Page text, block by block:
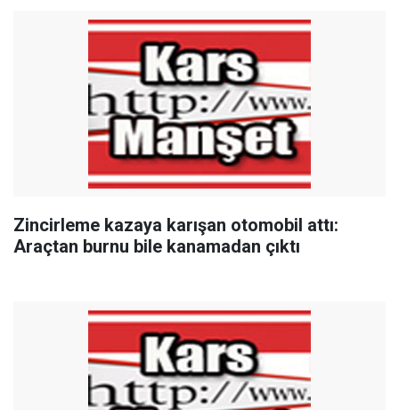
Zincirleme kazaya karışan otomobil attı:
Araçtan burnu bile kanamadan çıktı